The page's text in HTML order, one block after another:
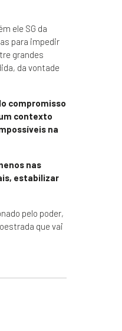
ele SG da
para impedir
grandes
da vontade
compromisso
contexto
na
nas
estabilizar
pelo poder,
que vai